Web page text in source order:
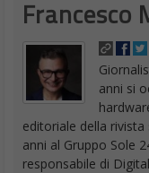
Francesco
anni si
editoriale della
anni al Gruppo Sole
responsabile di